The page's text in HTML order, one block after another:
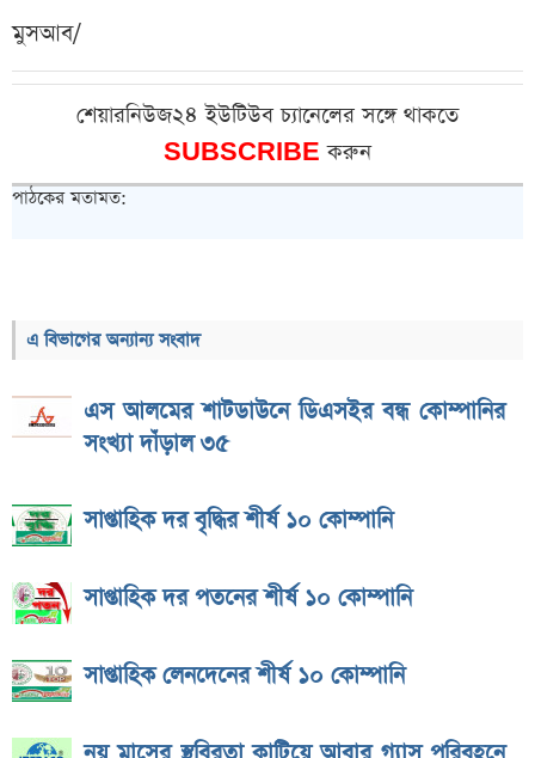
মুসআব/
শেয়ারনিউজ২৪ ইউটিউব চ্যানেলের সঙ্গে থাকতে
SUBSCRIBEকরুন
পাঠকের মতামত:
এ বিভাগের অন্যান্য সংবাদ
এস আলমের শাটডাউনে ডিএসইর বন্ধ কোম্পানির
সংখ্যা দাঁড়াল ৩৫
সাপ্তাহিক দর বৃদ্ধির শীর্ষ ১০ কোম্পানি
সাপ্তাহিক দর পতনের শীর্ষ ১০ কোম্পানি
সাপ্তাহিক লেনদেনের শীর্ষ ১০ কোম্পানি